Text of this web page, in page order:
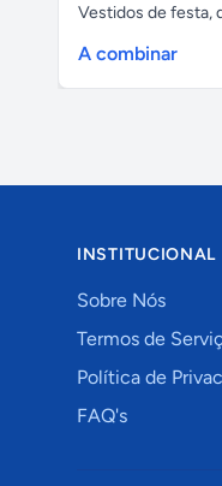
Vestidos de festa,
A combinar
INSTITUCIONAL
Sobre Nós
Termos de
Política de
FAQ's